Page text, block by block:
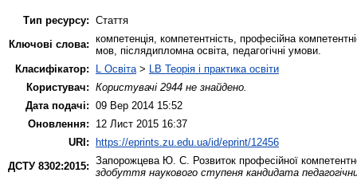
Тип ресурсу: Стаття
Ключові слова: компетенція, компетентність, професійна
мов, післядипломна освіта, педагогічні умови.
Класифікатор:
L Освіта > LB Теорія і практика освіти
Користувач: Користувачі 2944 не знайдено.
Дата подачі: 09 Вер 2014 15:52
Оновлення:
12 Лист 2015 16:37
URI: https://eprints.zu.edu.ua/id/eprint/12456
ДСТУ 8302:2015: Запорожцева Ю. С. Розвиток професійної
здобуття наукового ступеня кандидата